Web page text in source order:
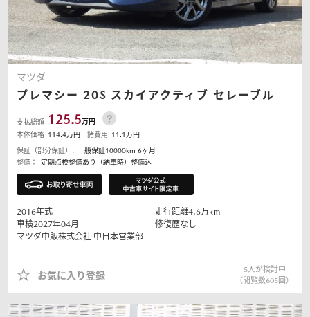
マツダ
プレマシー 20S スカイアクティブ セレーブル
支払総額 125.5万円
本体価格 114.4万円 諸費用 11.1万円
保証（部分保証）: 一般保証10000km 6ヶ月
整備：
定期点検整備あり（納車時）整備込
2016年式 走行距離4.6万km
車検2027年04月
修復歴なし
マツダ中販株式会社 中日本営業部
お気に入り登録
5人が検討中
（閲覧数605回）